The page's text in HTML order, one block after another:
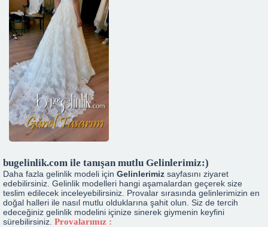
bugelinlik.com ile tanışan mutlu Gelinlerimiz:)
Daha fazla gelinlik modeli için Gelinlerimiz sayfasını ziyaret
edebilirsiniz. Gelinlik modelleri hangi aşamalardan geçerek size
teslim edilecek inceleyebilirsiniz. Provalar sırasında gelinlerimizin en
doğal halleri ile nasıl mutlu olduklarına şahit olun. Siz de tercih
edeceğiniz gelinlik modelini içinize sinerek giymenin keyfini
sürebilirsiniz. Provalarımız :